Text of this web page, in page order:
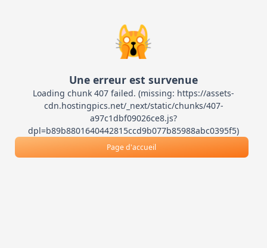
🙀
Une erreur est survenue
Loading chunk 407 failed. (missing: https://assets-
cdn.hostingpics.net/_next/static/chunks/407-
a97c1dbf09026ce8.js?
dpl=b89b8801640442815ccd9b077b85988abc0395f5)
Page d'accueil